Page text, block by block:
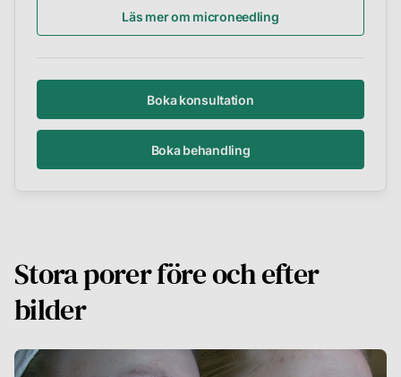
Läs mer om microneedling
Boka konsultation
Boka behandling
Stora porer före och efter
bilder